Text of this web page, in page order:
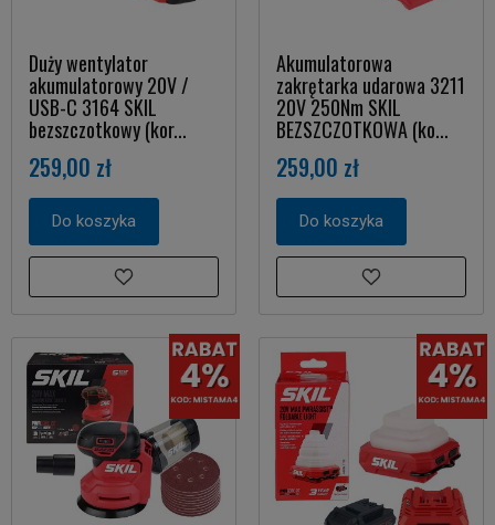
Duży wentylator
akumulatorowy 20V /
USB-C 3164 SKIL
bezszczotkowy (kor...
259,00 zł
Do koszyka
Akumulatorowa
zakrętarka udarowa 3211
20V 250Nm SKIL
BEZSZCZOTKOWA (ko...
259,00 zł
Do koszyka